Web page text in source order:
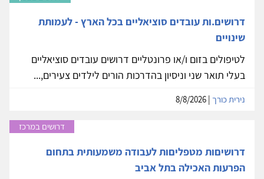
דרושים.ות עובדים סוציאליים בכל הארץ - לעמותת
שינויים
לטיפולים בזום ו/או פרונטליים דרושים עובדים סוציאליים
בעלי תואר שני וניסיון בהדרכות הורים לילדים צעירים,...
נירית כורך
דרושים במרכז
דרושיםות מטפליםות לעבודה משמעותית בתחום
הפרעות האכילה בתל אביב